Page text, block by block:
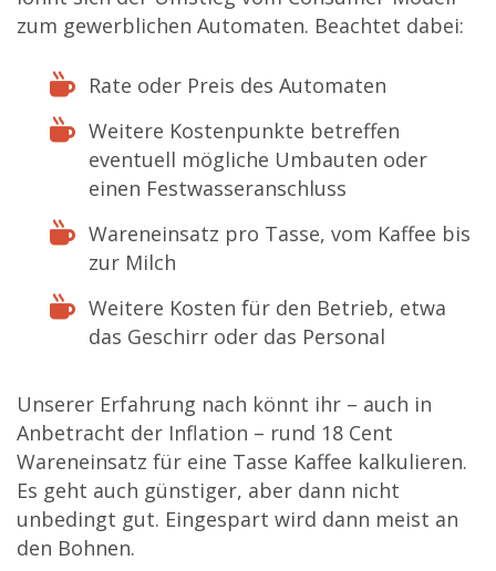
zum gewerblichen Automaten. Beachtet dabei:
Rate oder Preis des Automaten
Weitere Kostenpunkte betreffen
eventuell mögliche Umbauten oder
einen Festwasseranschluss
Wareneinsatz pro Tasse, vom Kaffee bis
zur Milch
Weitere Kosten für den Betrieb, etwa
das Geschirr oder das Personal
Unserer Erfahrung nach könnt ihr – auch in
Anbetracht der Inflation – rund 18 Cent
Wareneinsatz für eine Tasse Kaffee kalkulieren.
Es geht auch günstiger, aber dann nicht
unbedingt gut. Eingespart wird dann meist an
den Bohnen.